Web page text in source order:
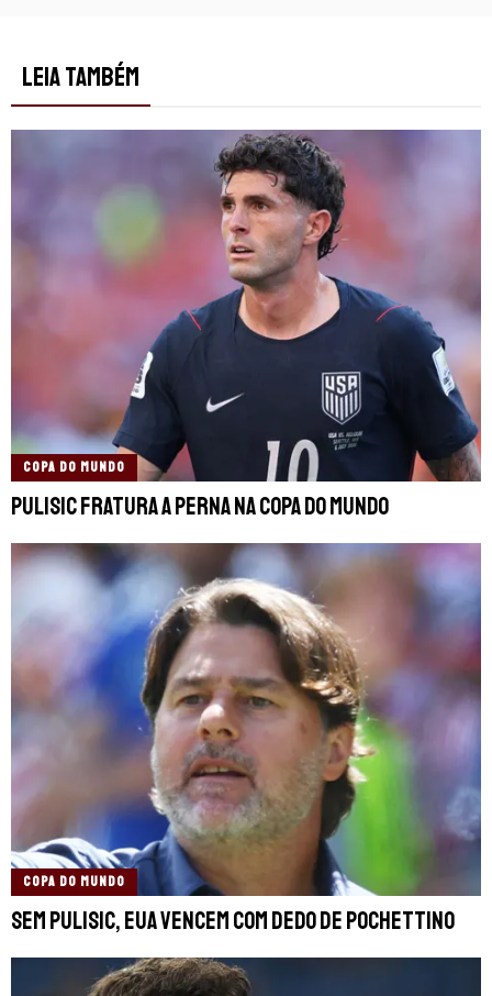
LEIA TAMBÉM
COPA DO MUNDO
Pulisic fratura a perna na Copa do Mundo
COPA DO MUNDO
Sem Pulisic, EUA vencem com dedo de Pochettino